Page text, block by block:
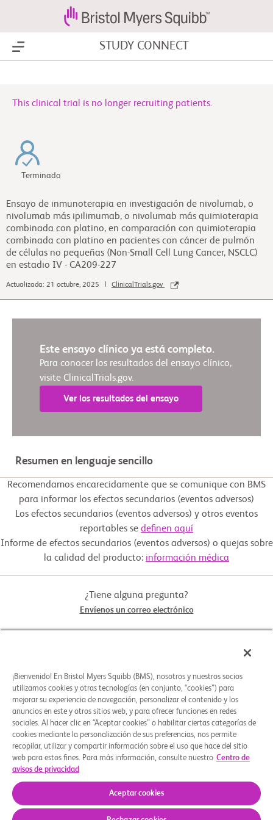
Show Menu STUDY CONNECT
This clinical trial is no longer recruiting patients.
Terminado
Ensayo de inmunoterapia en investigación de nivolumab, o
nivolumab más ipilimumab, o nivolumab más quimioterapia
combinada con platino, en comparación con quimioterapia
combinada con platino en pacientes con cáncer de pulmón
de células no pequeñas (Non-Small Cell Lung Cancer, NSCLC)
en estadio IV - CA209-227
Actualizada: 21 octubre, 2025 | ClinicalTrials.gov
Este ensayo clínico ya está completo.
Para conocer los resultados del ensayo clínico,
visite ClinicalTrials.gov.
Ver los resultados del ensayo
Resumen en lenguaje sencillo
Recomendamos encarecidamente que se comunique con BMS
para informar los efectos secundarios (eventos adversos)
Los efectos secundarios (eventos adversos) y otros eventos
reportables se definen aquí
Informe de efectos secundarios (eventos adversos) o quejas sobre
la calidad del producto: información médica
¿Tiene alguna pregunta?
Envíenos un correo electrónico
STUDY CONNECT
ACERCA DE
¿NECESITA AYUDA?
© 2026 Bristol-Myers Squibb Company
¡Bienvenido! En Bristol Myers Squibb (BMS), nosotros y nuestros socios
utilizamos cookies y otras tecnologías (en conjunto, “cookies”) para
mejorar su experiencia de navegación, personalizar el contenido y los
anuncios en este y otros sitios web, y para ofrecer funciones en redes
sociales. Al hacer clic en “Aceptar cookies” o habilitar ciertas categorías de
cookies mediante la personalización de sus preferencias, nos permite
recopilar, utilizar y compartir información sobre el uso que hace del sitio
web para estos fines. Para más información, consulte nuestro Centro de
avisos de privacidad
Aceptar cookies